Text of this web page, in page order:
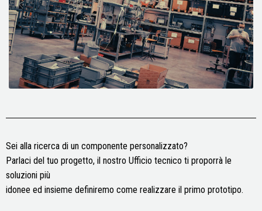
Sei alla ricerca di un componente personalizzato?
Parlaci del tuo progetto, il nostro Ufficio tecnico ti proporrà le
soluzioni più
idonee ed insieme definiremo come realizzare il primo prototipo.